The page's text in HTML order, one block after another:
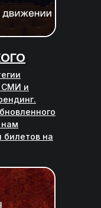
СМИ и
нам
билетов на